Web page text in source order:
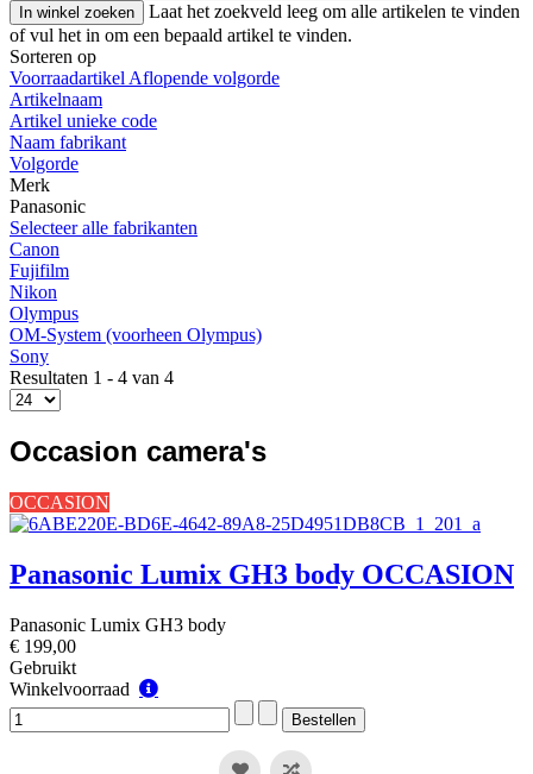
Laat het zoekveld leeg om alle artikelen te vinden
of vul het in om een bepaald artikel te vinden.
Sorteren op
Voorraadartikel Aflopende volgorde
Artikelnaam
Artikel unieke code
Naam fabrikant
Volgorde
Merk
Panasonic
Selecteer alle fabrikanten
Canon
Fujifilm
Nikon
Olympus
OM-System (voorheen Olympus)
Sony
Resultaten 1 - 4 van 4
Occasion camera's
OCCASION
Panasonic Lumix GH3 body OCCASION
Panasonic Lumix GH3 body
€ 199,00
Gebruikt
Winkelvoorraad
Winkelvoorraad